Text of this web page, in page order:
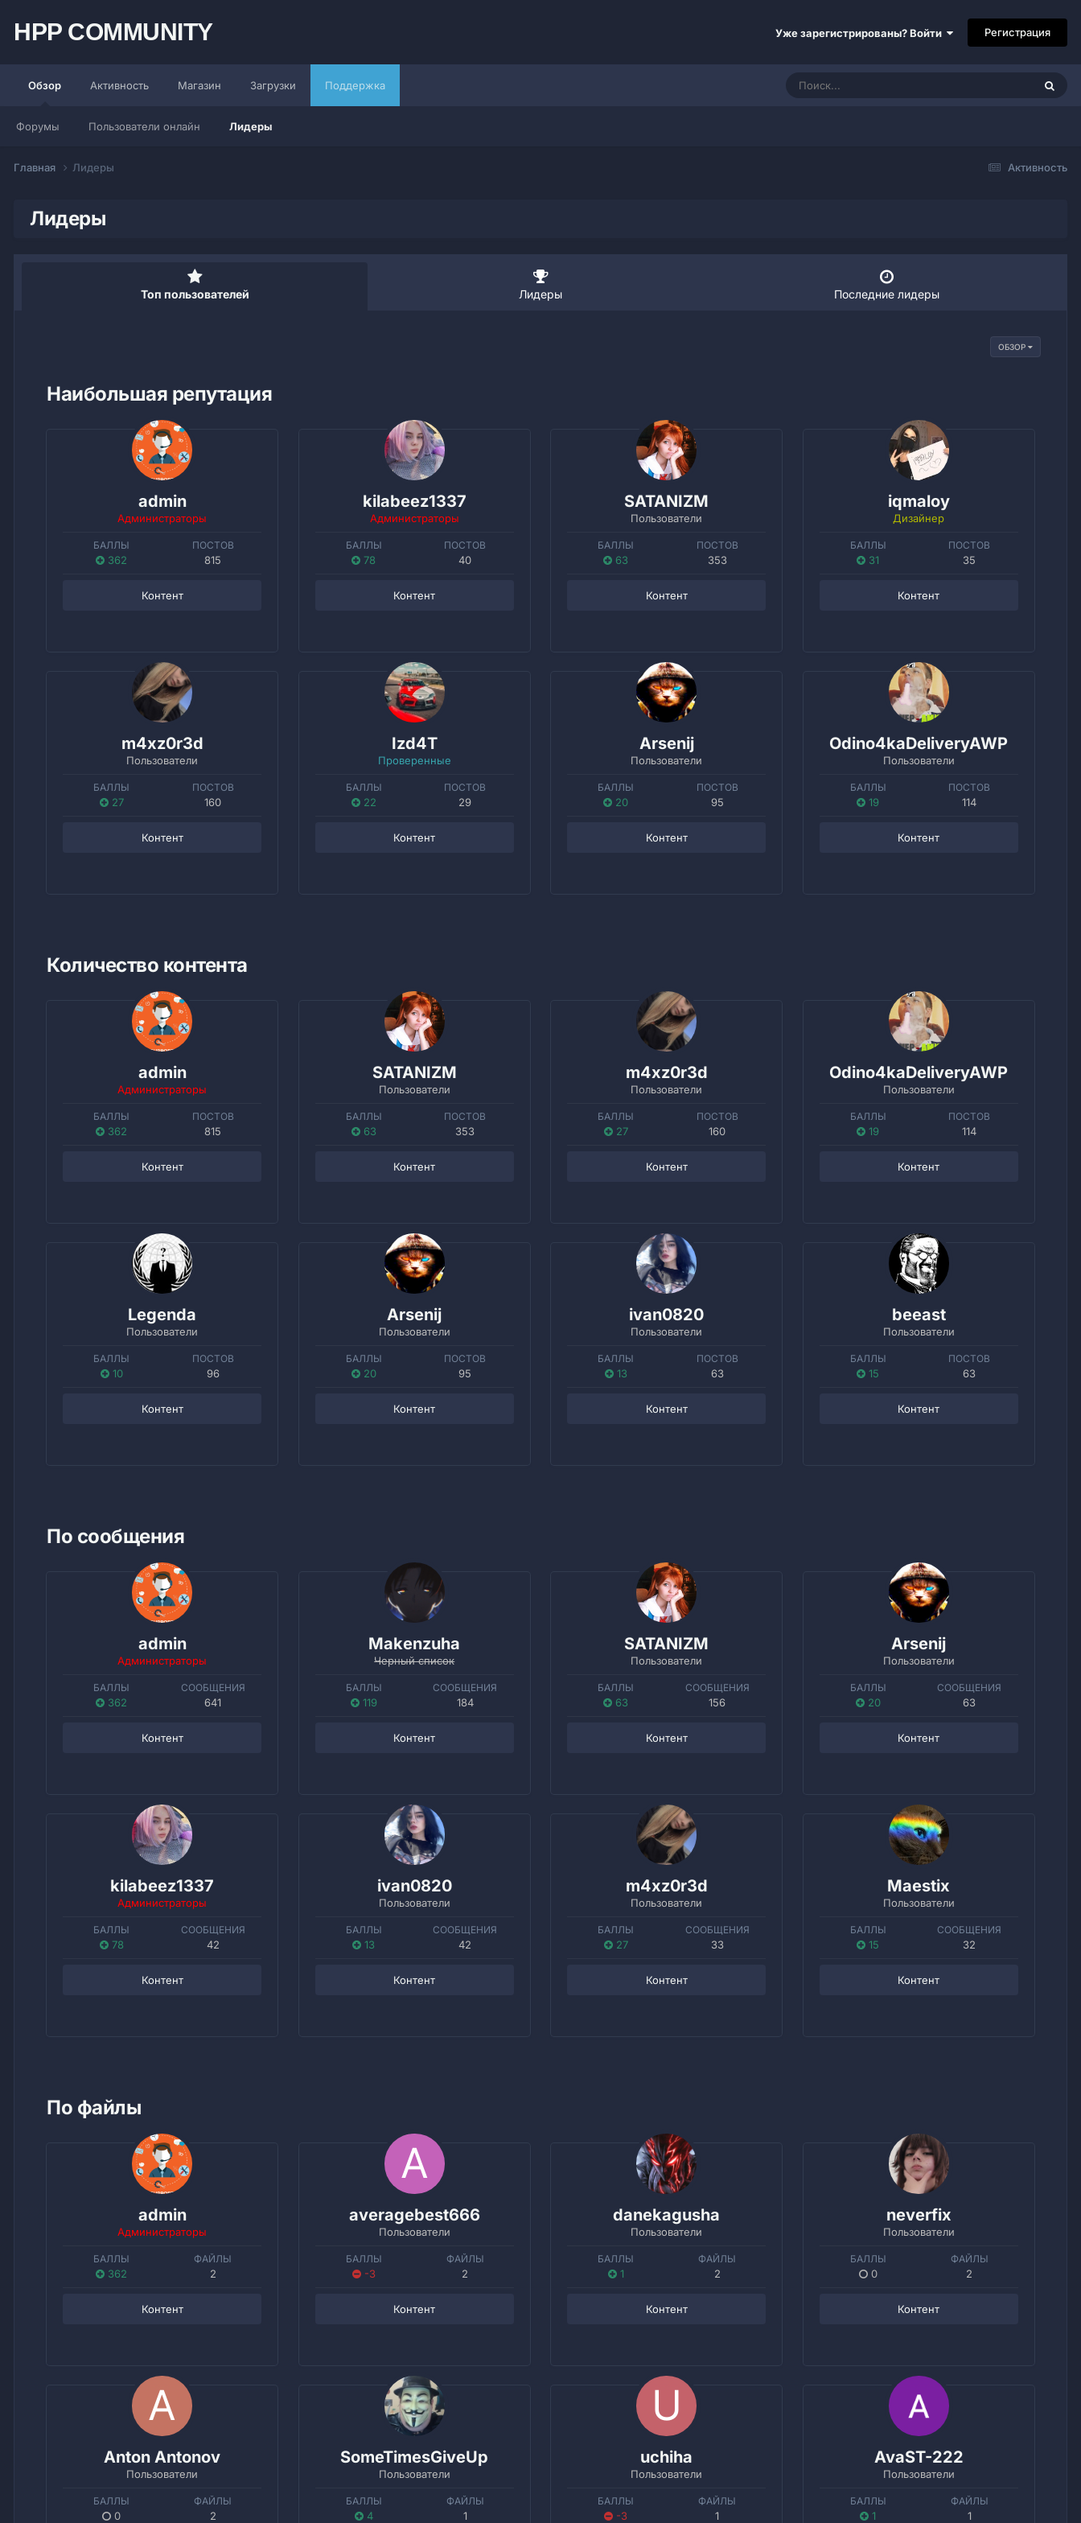
HPP COMMUNITY Уже зарегистрированы? Войти Регистрация
Обзор
Форумы Пользователи онлайн Лидеры
Активность Магазин Загрузки Поддержка
Активность
Главная Лидеры
Лидеры
Топ пользователей Лидеры Последние лидеры
ОБЗОР
Наибольшая репутация
admin
Администраторы
БАЛЛЫ
362
ПОСТОВ
815
Контент
kilabeez1337
Администраторы
БАЛЛЫ
78
ПОСТОВ
40
Контент
SATANIZM
Пользователи
БАЛЛЫ
63
ПОСТОВ
353
Контент
iqmaloy
Дизайнер
БАЛЛЫ
31
ПОСТОВ
35
Контент
m4xz0r3d
Пользователи
БАЛЛЫ
27
ПОСТОВ
160
Контент
Izd4T
Проверенные
БАЛЛЫ
22
ПОСТОВ
29
Контент
Arsenij
Пользователи
БАЛЛЫ
20
ПОСТОВ
95
Контент
Odino4kaDeliveryAWP
Пользователи
БАЛЛЫ
19
ПОСТОВ
114
Контент
Количество контента
admin
Администраторы
БАЛЛЫ
362
ПОСТОВ
815
Контент
SATANIZM
Пользователи
БАЛЛЫ
63
ПОСТОВ
353
Контент
m4xz0r3d
Пользователи
БАЛЛЫ
27
ПОСТОВ
160
Контент
Odino4kaDeliveryAWP
Пользователи
БАЛЛЫ
19
ПОСТОВ
114
Контент
Legenda
Пользователи
БАЛЛЫ
10
ПОСТОВ
96
Контент
Arsenij
Пользователи
БАЛЛЫ
20
ПОСТОВ
95
Контент
ivan0820
Пользователи
БАЛЛЫ
13
ПОСТОВ
63
Контент
beeast
Пользователи
БАЛЛЫ
15
ПОСТОВ
63
Контент
По сообщения
admin
Администраторы
БАЛЛЫ
362
СООБЩЕНИЯ
641
Контент
Makenzuha
Черный список
БАЛЛЫ
119
СООБЩЕНИЯ
184
Контент
SATANIZM
Пользователи
БАЛЛЫ
63
СООБЩЕНИЯ
156
Контент
Arsenij
Пользователи
БАЛЛЫ
20
СООБЩЕНИЯ
63
Контент
kilabeez1337
Администраторы
БАЛЛЫ
78
СООБЩЕНИЯ
42
Контент
ivan0820
Пользователи
БАЛЛЫ
13
СООБЩЕНИЯ
42
Контент
m4xz0r3d
Пользователи
БАЛЛЫ
27
СООБЩЕНИЯ
33
Контент
Maestix
Пользователи
БАЛЛЫ
15
СООБЩЕНИЯ
32
Контент
По файлы
admin
Администраторы
БАЛЛЫ
362
ФАЙЛЫ
2
Контент
averagebest666
Пользователи
БАЛЛЫ
-3
ФАЙЛЫ
2
Контент
danekagusha
Пользователи
БАЛЛЫ
1
ФАЙЛЫ
2
Контент
neverfix
Пользователи
БАЛЛЫ
0
ФАЙЛЫ
2
Контент
Anton Antonov
Пользователи
БАЛЛЫ
0
ФАЙЛЫ
2
SomeTimesGiveUp
Пользователи
БАЛЛЫ
4
ФАЙЛЫ
1
uchiha
Пользователи
БАЛЛЫ
-3
ФАЙЛЫ
1
AvaST-222
Пользователи
БАЛЛЫ
1
ФАЙЛЫ
1